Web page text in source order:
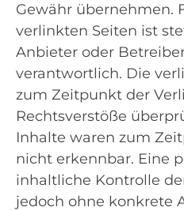
Gewähr übernehmen.
verlinkten Seiten ist
Anbieter oder
verantwortlich. Die
zum Zeitpunkt der
Rechtsverstöße
Inhalte waren zum
nicht erkennbar. Eine
inhaltliche Kontrolle
jedoch ohne konkrete